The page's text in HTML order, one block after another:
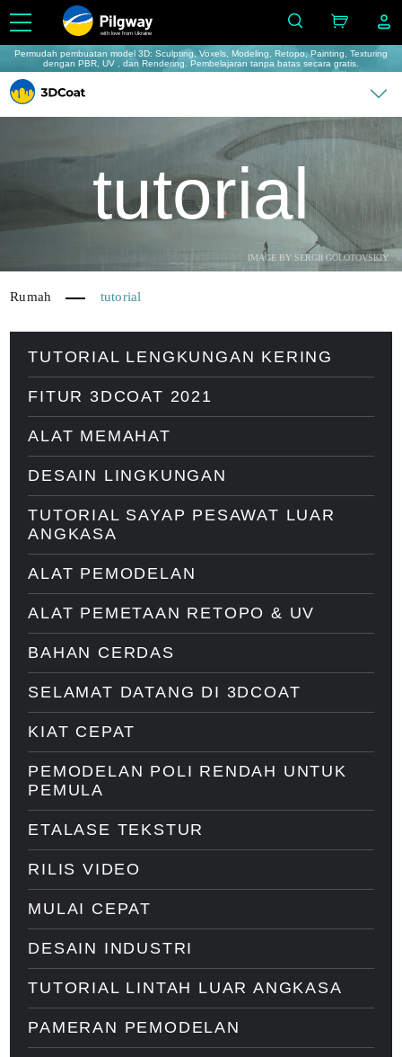
with love from Ukraine
Permudah pembuatan model 3D: Sculpting, Voxels, Modeling, Retopo, Painting, Texturing
dengan PBR, UV , dan Rendering. Pembelajaran tanpa batas secara gratis.
IMAGE BY SERGII GOLOTOVSKIY
tutorial
Rumah tutorial
TUTORIAL LENGKUNGAN KERING
FITUR 3DCOAT 2021
ALAT MEMAHAT
DESAIN LINGKUNGAN
TUTORIAL SAYAP PESAWAT LUAR
ANGKASA
ALAT PEMODELAN
ALAT PEMETAAN RETOPO & UV
BAHAN CERDAS
SELAMAT DATANG DI 3DCOAT
KIAT CEPAT
PEMODELAN POLI RENDAH UNTUK
PEMULA
ETALASE TEKSTUR
RILIS VIDEO
MULAI CEPAT
DESAIN INDUSTRI
TUTORIAL LINTAH LUAR ANGKASA
PAMERAN PEMODELAN